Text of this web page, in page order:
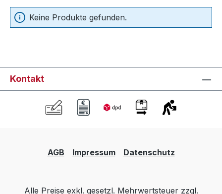
Keine Produkte gefunden.
Kontakt
AGB Impressum Datenschutz
Alle Preise exkl. gesetzl. Mehrwertsteuer zzgl.